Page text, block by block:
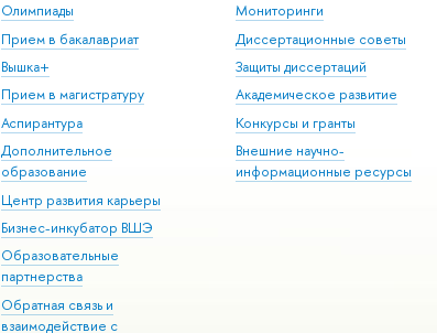
Олимпиады
Прием в бакалавриат
Вышка+
Прием в магистратуру
Аспирантура
Дополнительное
образование
Центр развития карьеры
Бизнес-инкубатор ВШЭ
Образовательные
партнерства
Обратная связь и
взаимодействие с
Мониторинги
Диссертационные советы
Защиты диссертаций
Академическое развитие
Конкурсы и гранты
Внешние научно-
информационные ресурсы